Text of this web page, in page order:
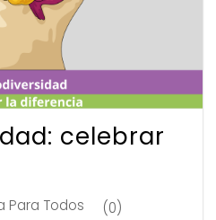
celebrar
Para Todos (0)